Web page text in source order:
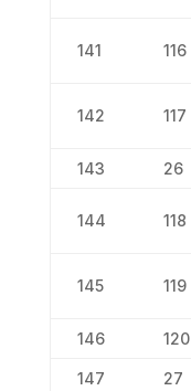
141 116
142 117
143 26
144 118
145 119
146 120
147 27